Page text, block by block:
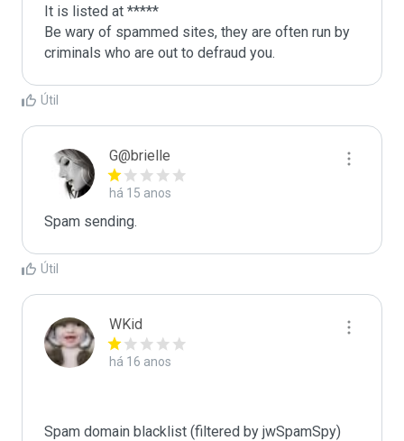
It is listed at *****
Be wary of spammed sites, they are often run by
criminals who are out to defraud you.
Útil
G@brielle
há 15 anos
Spam sending.
Útil
WKid
há 16 anos
Spam domain blacklist (filtered by jwSpamSpy)